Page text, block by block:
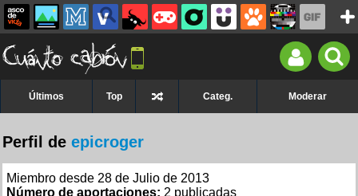
Últimos Top Categ. Moderar
Perfil de epicroger
Miembro desde 28 de Julio de 2013
Número de aportaciones: 2 publicadas